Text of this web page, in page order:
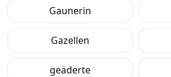
Gaunerin
Gazellen
geäderte